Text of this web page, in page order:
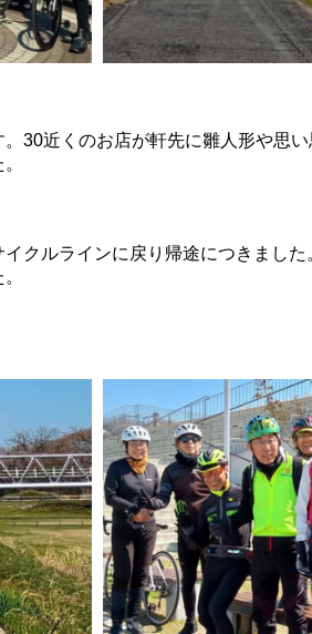
30近くのお店が軒先に雛人形や思
クルラインに戻り帰途につきまし